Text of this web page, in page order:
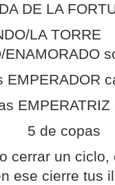
DE LA
LA
ENAMORADO
EMPERADOR
5 de copas
cerrar un
ese cierre tus